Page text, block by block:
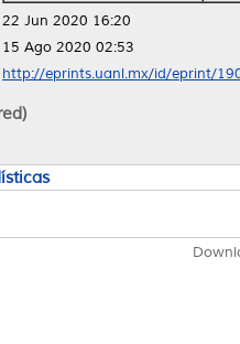
22 Jun 2020 16:20
15 Ago 2020 02:53
http://eprints.uanl.mx/id/eprint/